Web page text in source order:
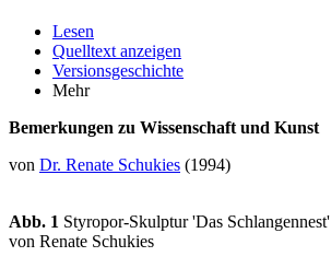
Lesen
Quelltext anzeigen
Versionsgeschichte
Mehr
Bemerkungen zu Wissenschaft und Kunst
von Dr. Renate Schukies (1994)
Abb. 1 Styropor-Skulptur 'Das Schlangennest'
von Renate Schukies